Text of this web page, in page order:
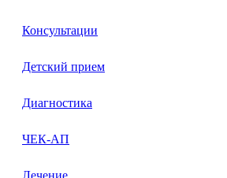
Консультации
Детский прием
Диагностика
ЧЕК-АП
Лечение